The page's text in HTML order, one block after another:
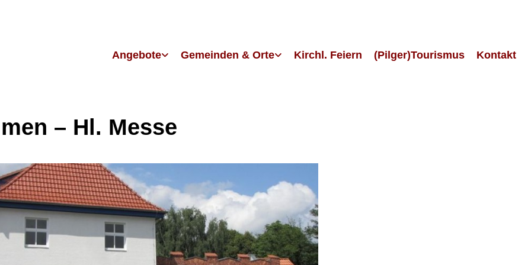
Angebote Gemeinden & Orte Kirchl. Feiern (Pilger)Tourismus Kontakt
– Hl. Messe